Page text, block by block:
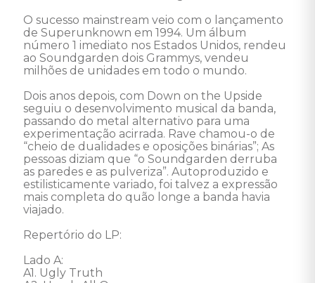
O sucesso mainstream veio com o lançamento
de Superunknown em 1994. Um álbum
número 1 imediato nos Estados Unidos, rendeu
ao Soundgarden dois Grammys, vendeu
milhões de unidades em todo o mundo.
Dois anos depois, com Down on the Upside
seguiu o desenvolvimento musical da banda,
passando do metal alternativo para uma
experimentação acirrada. Rave chamou-o de
“cheio de dualidades e oposições binárias”; As
pessoas diziam que “o Soundgarden derruba
as paredes e as pulveriza”. Autoproduzido e
estilisticamente variado, foi talvez a expressão
mais completa do quão longe a banda havia
viajado.
Repertório do LP:
Lado A:
A1. Ugly Truth